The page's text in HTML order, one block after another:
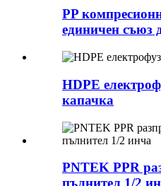
PP
единичен съюз
HDPE
капачка
PNTEK PPR